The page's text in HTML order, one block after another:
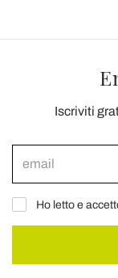
Iscriviti
Ho letto e